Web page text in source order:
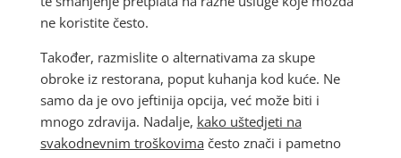
ne koristite često.
Također, razmislite o alternativama za skupe
obroke iz restorana, poput kuhanja kod kuće. Ne
samo da je ovo jeftinija opcija, već može biti i
mnogo zdravija. Nadalje, kako uštedjeti na
svakodnevnim troškovima često znači i pametno